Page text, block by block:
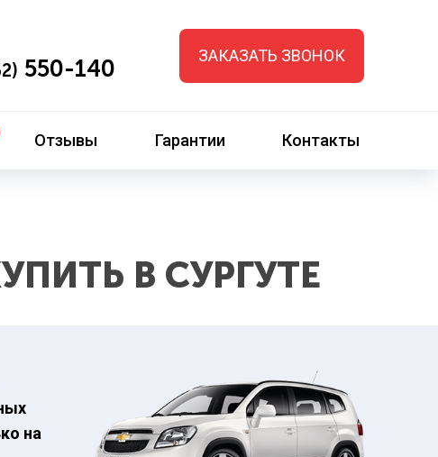
550-140 ЗАКАЗАТЬ ЗВОНОК
Отзывы Гарантии Контакты
В СУРГУТЕ
на